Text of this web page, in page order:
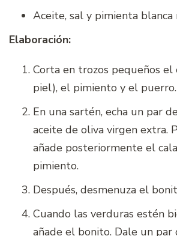
Aceite, sal y pimienta blanca
Elaboración:
Corta en trozos pequeños el
piel), el pimiento y el puerro.
En una sartén, echa un par
aceite de oliva virgen extra.
añade posteriormente el
pimiento.
Después, desmenuza el
Cuando las verduras estén
añade el bonito. Dale un